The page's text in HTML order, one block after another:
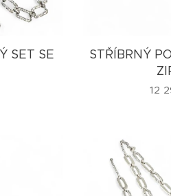
SET SE
STŘÍBRNÝ
12